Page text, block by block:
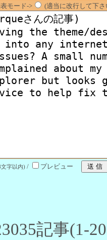
モード-> (適当に改行して下
字以内) / プレビュー
記事(1-